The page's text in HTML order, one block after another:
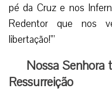
pé da Cruz e nos
Redentor que nos
libertação!'”
Nossa Senhora
Ressurreição